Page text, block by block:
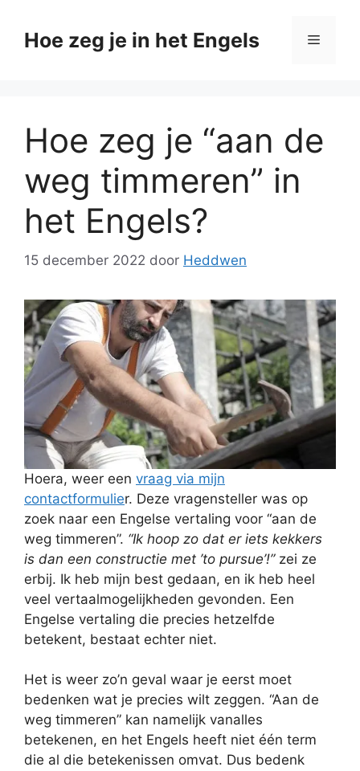
naarHoe zeg je in het Engels Menu
Hoe zeg je “aan de
weg timmeren” in
het Engels?
15 december 2022 door Heddwen
Hoera, weer een vraag via mijn
contactformulier. Deze vragensteller was op
zoek naar een Engelse vertaling voor “aan de
weg timmeren”. “Ik hoop zo dat er iets kekkers
is dan een constructie met ’to pursue’!”zei ze
erbij. Ik heb mijn best gedaan, en ik heb heel
veel vertaalmogelijkheden gevonden. Een
Engelse vertaling die precies hetzelfde
betekent, bestaat echter niet.
Het is weer zo’n geval waar je eerst moet
bedenken wat je precies wilt zeggen. “Aan de
weg timmeren” kan namelijk vanalles
betekenen, en het Engels heeft niet één term
die al die betekenissen omvat. Dus bedenk